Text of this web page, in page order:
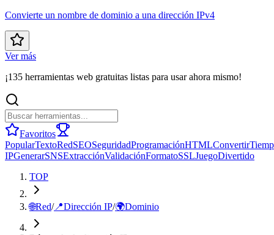
Convierte un nombre de dominio a una dirección IPv4
Ver más
¡135 herramientas web gratuitas listas para usar ahora mismo!
Favoritos
PopularTextoRedSEOSeguridadProgramaciónHTMLConvertir
IPGenerarSNSExtracciónValidaciónFormatoSSLJuegoDivertido
TOP
🌐Red/📍Dirección IP/🌍Dominio